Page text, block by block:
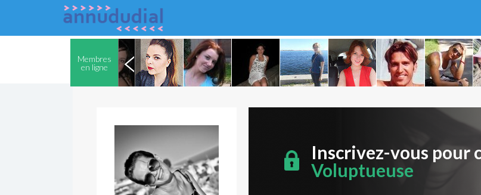
Membres
en ligne
Inscrivez-vous pour
Voluptueuse